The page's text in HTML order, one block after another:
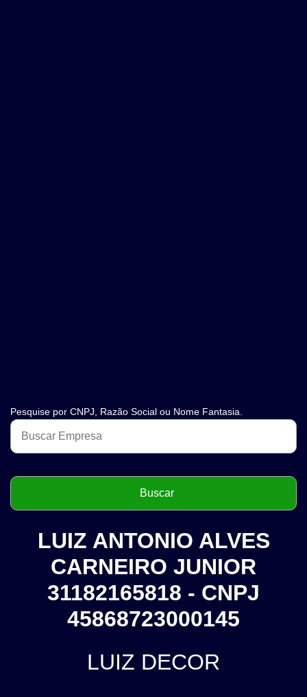
Pesquise por CNPJ, Razão Social ou Nome Fantasia.
LUIZ ANTONIO ALVES
CARNEIRO JUNIOR
31182165818 - CNPJ
45868723000145
LUIZ DECOR